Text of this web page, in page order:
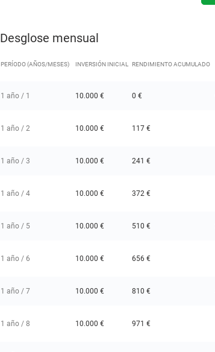
Desglose mensual
PERÍODO (AÑOS/MESES) INVERSIÓN INICIAL RENDIMIENTO ACUMULADO
1 año / 1 10.000 € 0 €
1 año / 2 10.000 € 117 €
1 año / 3 10.000 € 241 €
1 año / 4 10.000 € 372 €
1 año / 5 10.000 € 510 €
1 año / 6 10.000 € 656 €
1 año / 7 10.000 € 810 €
1 año / 8 10.000 € 971 €